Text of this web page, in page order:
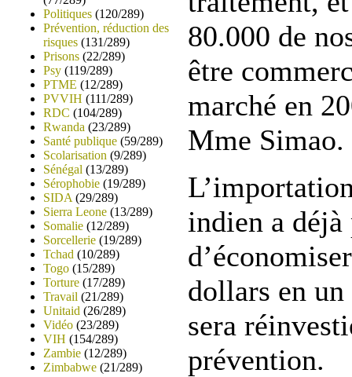
Politiques (120/289)
Prévention, réduction des
risques (131/289)
Prisons (22/289)
Psy (119/289)
PTME (12/289)
PVVIH (111/289)
RDC (104/289)
Rwanda (23/289)
Santé publique (59/289)
Scolarisation (9/289)
Sénégal (13/289)
Sérophobie (19/289)
SIDA (29/289)
Sierra Leone (13/289)
Somalie (12/289)
Sorcellerie (19/289)
Tchad (10/289)
Togo (15/289)
Torture (17/289)
Travail (21/289)
Unitaid (26/289)
Vidéo (23/289)
VIH (154/289)
Zambie (12/289)
Zimbabwe (21/289)
80.000 de
être
marché en
Mme Simao.
indien a déjà
dollars en
sera
prévention.